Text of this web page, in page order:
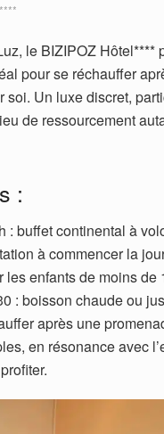
le BIZIPOZ Hôtel****
pour se réchauffer
soi. Un luxe discret,
de ressourcement
:
: buffet continental à
à commencer la
les enfants de moins de
: boisson chaude ou
après une
en résonance avec